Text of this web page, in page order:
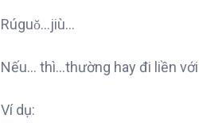
Rúguǒ…jiù…
Nếu… thì…thường hay đi liền
Ví dụ: